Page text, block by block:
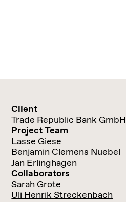
Client
Trade Republic Bank GmbH
Project Team
Lasse Giese
Benjamin Clemens Nuebel
Jan Erlinghagen
Collaborators
Sarah Grote
Uli Henrik Streckenbach